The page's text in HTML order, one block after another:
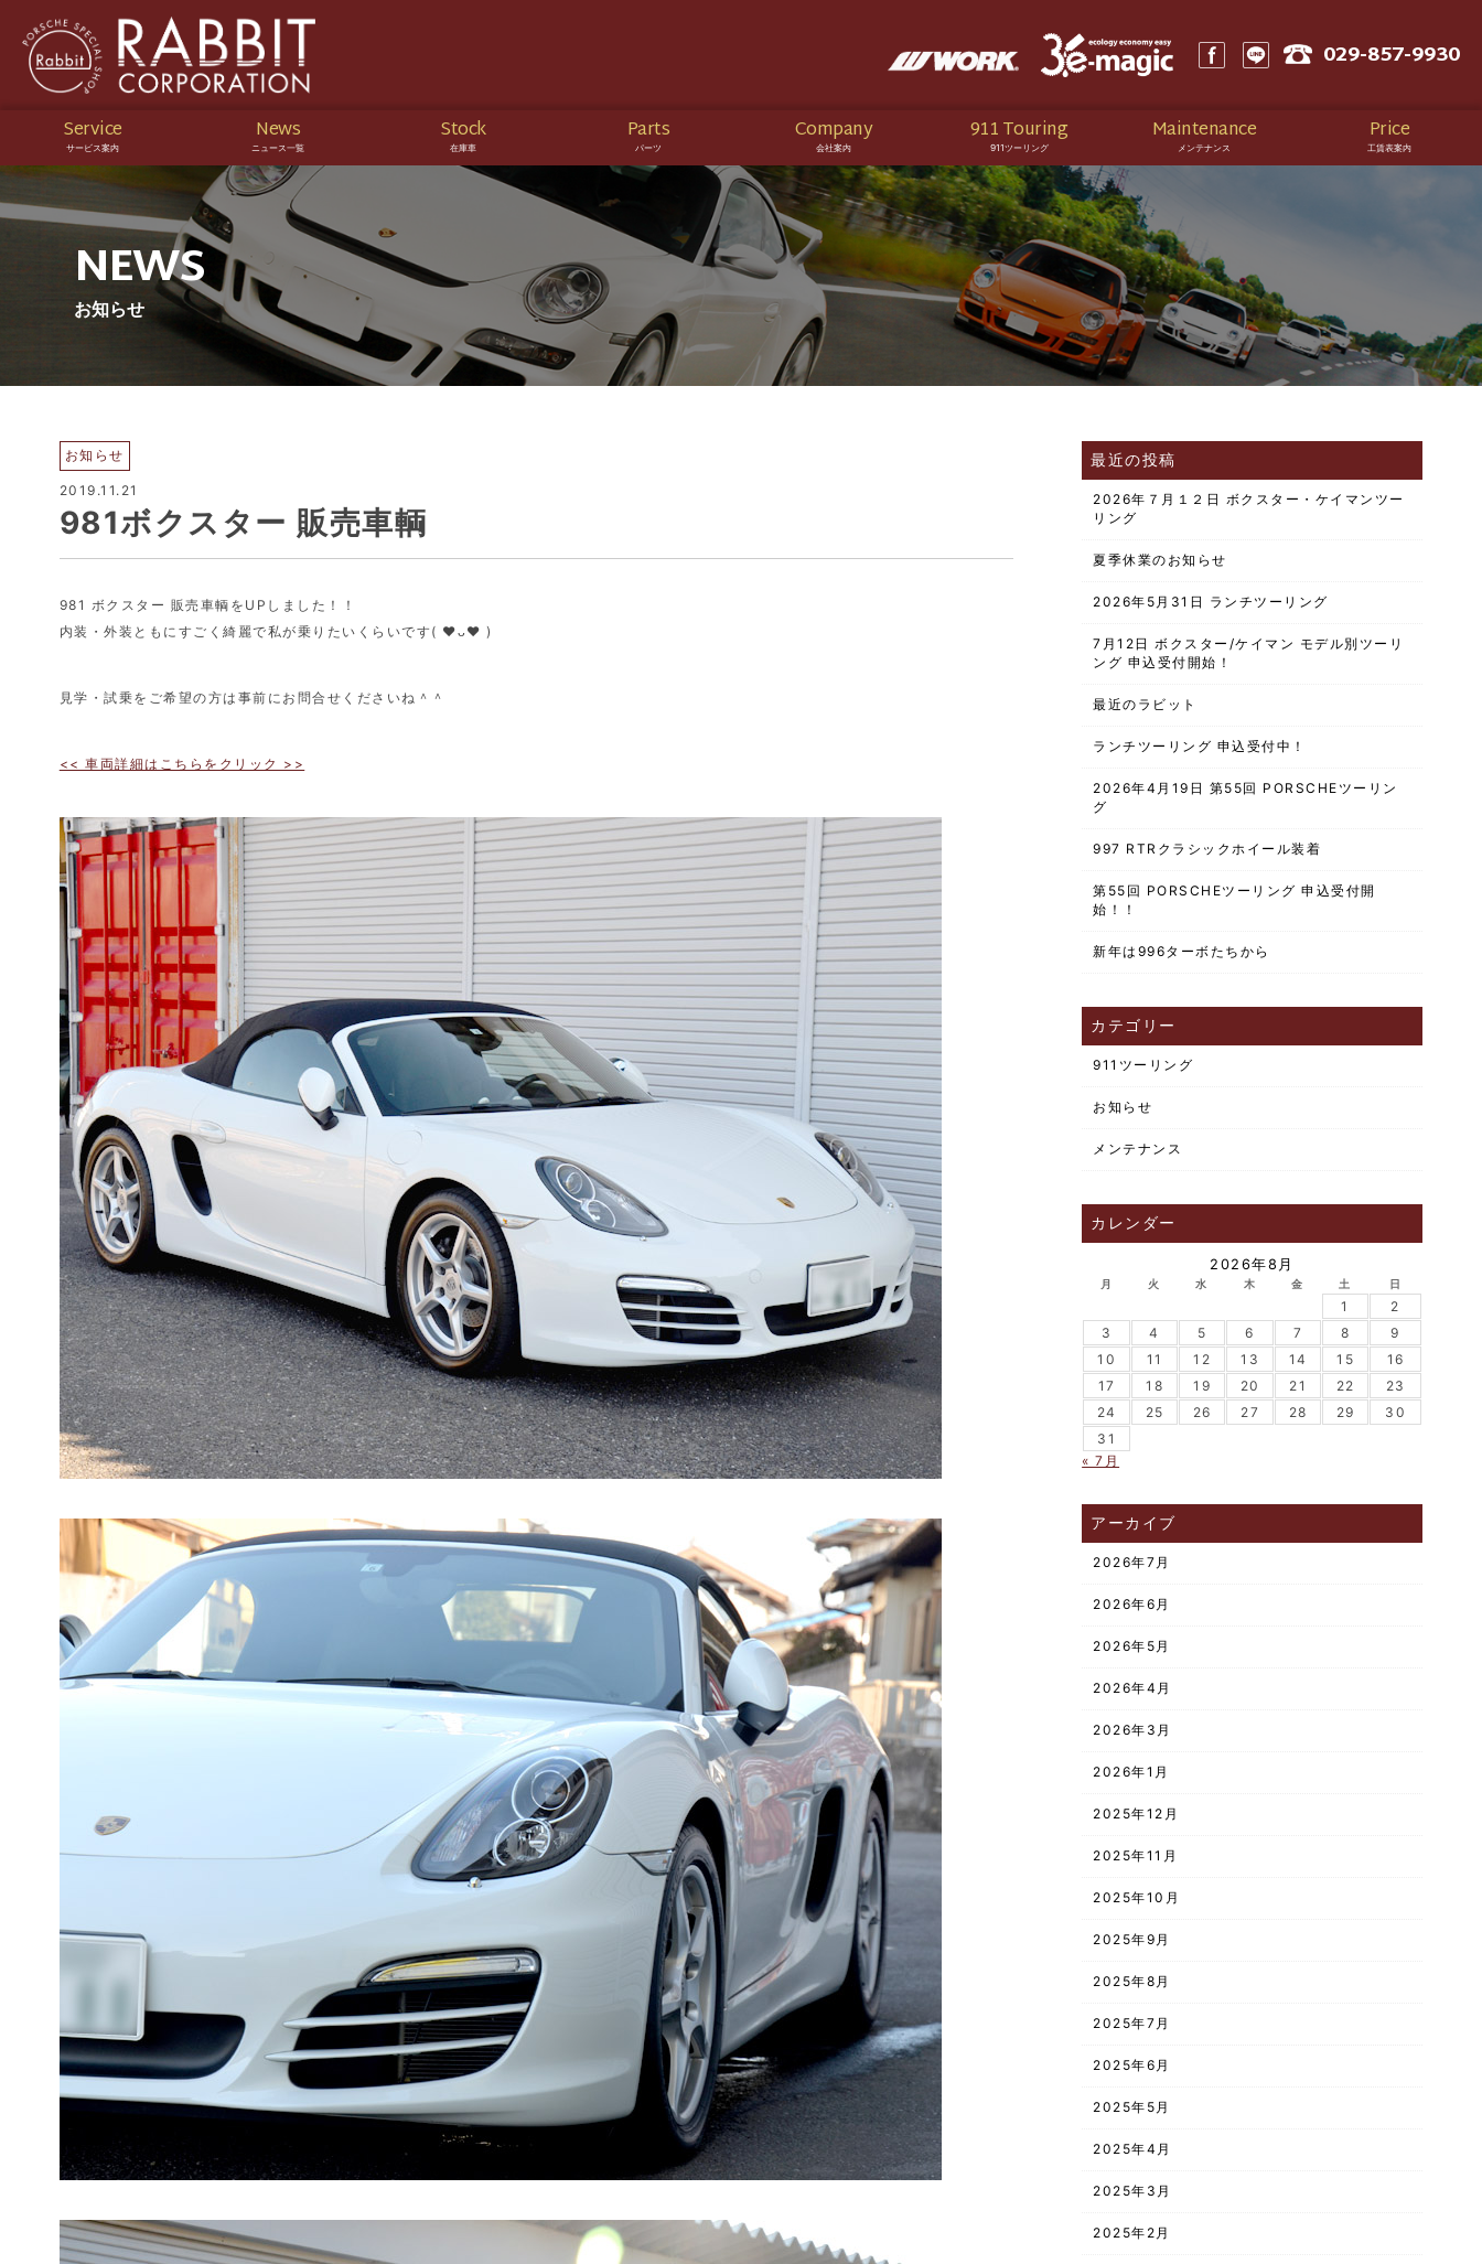
029-857-9930
Service
サービス案内
News
ニュース一覧
Stock
在庫車
Parts
パーツ
Company
会社案内
911 Touring
911ツーリング
Maintenance
メンテナンス
Price
工賃表案内
NEWS
お知らせ
お知らせ
2019.11.21
981ボクスター 販売車輌
981 ボクスター 販売車輌をUPしました！！
内装・外装ともにすごく綺麗で私が乗りたいくらいです( ♥︎ᴗ♥︎ )
見学・試乗をご希望の方は事前にお問合せくださいね＾＾
<< 車両詳細はこちらをクリック >>
最近の投稿
2026年７月１２日 ボクスター・ケイマンツー
リング
夏季休業のお知らせ
2026年5月31日 ランチツーリング
7月12日 ボクスター/ケイマン モデル別ツーリ
ング 申込受付開始！
最近のラビット
ランチツーリング 申込受付中！
2026年4月19日 第55回 PORSCHEツーリン
グ
997 RTRクラシックホイール装着
第55回 PORSCHEツーリング 申込受付開
始！！
新年は996ターボたちから
カテゴリー
911ツーリング
お知らせ
メンテナンス
カレンダー
2026年8月
月 火 水 木 金 土 日
1
2
3
4 5 6 7 8
9
10
11 12 13 14 15
16
17
18 19 20 21 22
23
24
25 26 27 28 29
30
31
« 7月
アーカイブ
2026年7月
2026年6月
2026年5月
2026年4月
2026年3月
2026年1月
2025年12月
2025年11月
2025年10月
2025年9月
2025年8月
2025年7月
2025年6月
2025年5月
2025年4月
2025年3月
2025年2月